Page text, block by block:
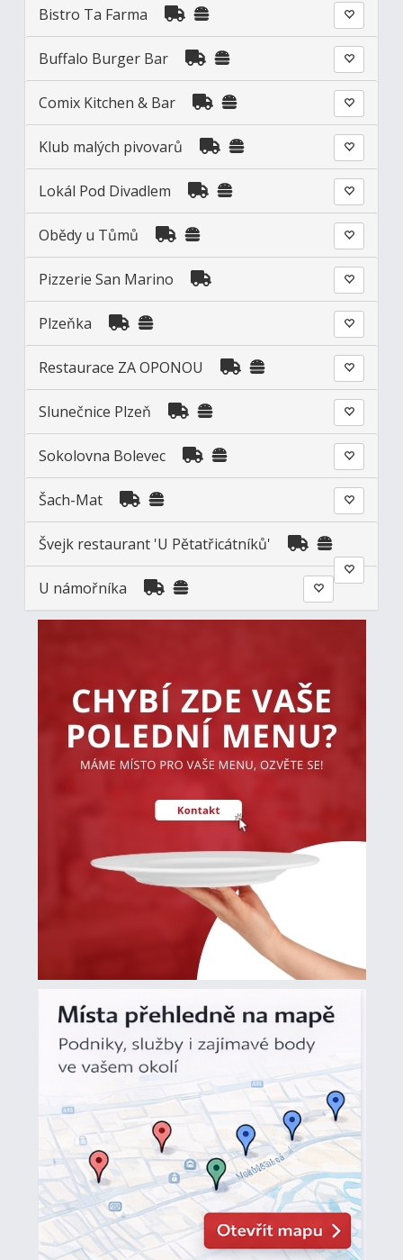
Bistro Ta Farma
Buffalo Burger Bar
Comix Kitchen & Bar
Klub malých pivovarů
Lokál Pod Divadlem
Obědy u Tůmů
Pizzerie San Marino
Plzeňka
Restaurace ZA OPONOU
Slunečnice Plzeň
Sokolovna Bolevec
Šach-Mat
Švejk restaurant 'U Pětatřicátníků'
U námořníka